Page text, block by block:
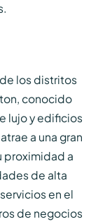
los distritos
conocido
lujo y edificios
a una gran
proximidad a
de alta
en el
de negocios